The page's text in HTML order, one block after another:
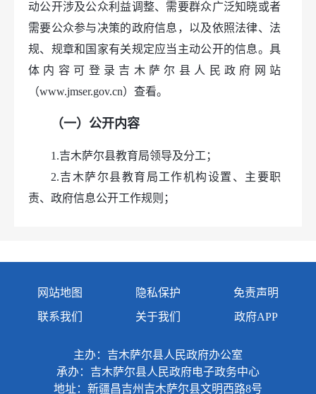
动公开涉及公众利益调整、需要群众广泛知晓或者
需要公众参与决策的政府信息，以及依照法律、法
规、规章和国家有关规定应当主动公开的信息。具
体内容可登录吉木萨尔县人民政府网站
（www.jmser.gov.cn）查看。
（一）公开内容
1.吉木萨尔县教育局领导及分工；
2.吉木萨尔县教育局工作机构设置、主要职
责、政府信息公开工作规则；
4.吉木萨尔县教育局工作报告、财政预决算报
管理服务信息等；
6.与群众生产生活密切相关的重点领域信息；
7.其他需要公开的政府信息。
网站地图 隐私保护
免责声明
联系我们
关于我们 政府APP
主办：吉木萨尔县人民政府办公室
承办：吉木萨尔县人民政府电子政务中心
地址：新疆昌吉州吉木萨尔县文明西路8号